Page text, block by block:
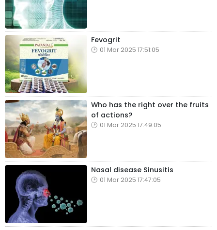
Fevogrit
01 Mar 2025 17:51:05
Who has the right over the fruits
of actions?
01 Mar 2025 17:49:05
Nasal disease Sinusitis
01 Mar 2025 17:47:05